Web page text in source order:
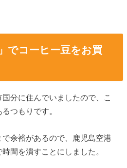
でコーヒー豆をお買
分に住んでいましたので、こ
つもりです。
余裕があるので、鹿児島空港
間を潰すことにしました。